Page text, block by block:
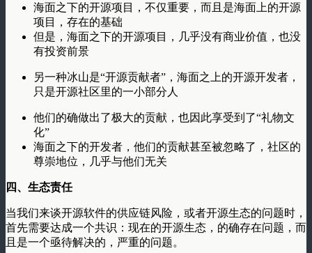
海面之下的开源项目，不仅重要，而且是海面上的开源
项目，存在的基础
但是，海面之下的开源项目，几乎没有商业价值，也没
有投资前景
另一种冰山是“开源贡献者”，海面之上的开源开发者，
只是开源社区里的一小部分人
他们的确做出了极大的贡献，也因此享受到了“礼物文
化”
海面之下的开发者，他们的贡献甚至被忽略了，社区的
尊崇地位，几乎与他们无关
四、生态责任
当我们来谈开源软件的供应链风险，或者开源生态的问题时，
首先需要达成一个共识：现在的开源生态，的确存在问题，而
且是一个亟待解决的，严重的问题。